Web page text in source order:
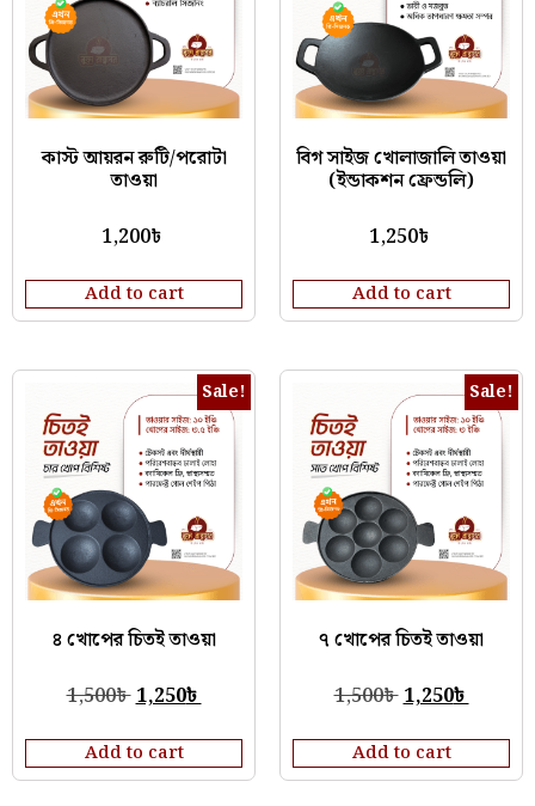
কাস্ট আয়রন রুটি/পরোটা
তাওয়া
1,200৳
Add to cart
বিগ সাইজ খোলাজালি তাওয়া
(ইন্ডাকশন ফ্রেন্ডলি)
1,250৳
Add to cart
Sale!
৪ খোপের চিতই তাওয়া
1,500৳1,250৳
Add to cart
Sale!
৭ খোপের চিতই তাওয়া
1,500৳1,250৳
Add to cart